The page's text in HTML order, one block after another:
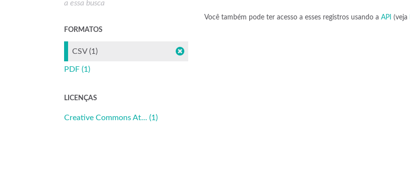
Você também pode ter acesso a esses registros usando a API (veja
a essa busca
FORMATOS
CSV (1)
PDF (1)
LICENÇAS
Creative Commons At... (1)